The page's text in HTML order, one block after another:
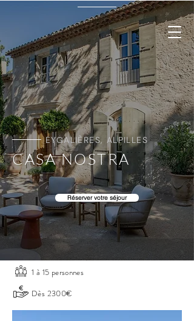
EYGALIÈRES, ALPILLES
CASA NOSTRA
Réserver votre séjour
1 à 15 personnes
Dès 2300€